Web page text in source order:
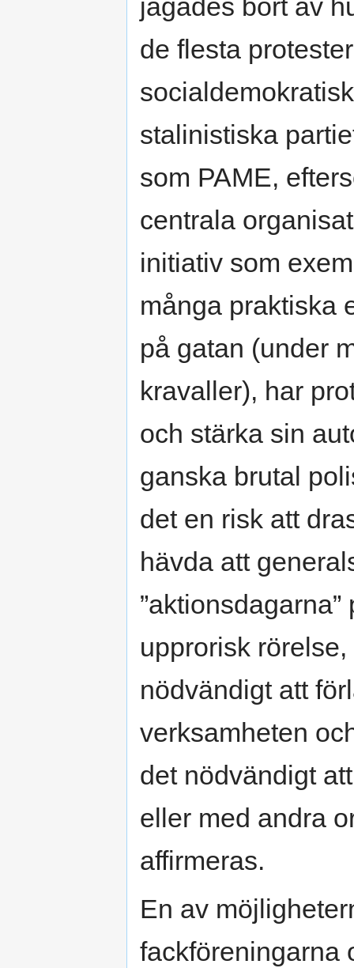
jagades bort av
de flesta
stalinistiska
som PAME,
centrala
initiativ som
många praktiska
på gatan (under
kravaller), har
och stärka sin
ganska brutal
det en risk att
hävda att
upprorisk
nödvändigt att
verksamheten
det nödvändigt
eller med andra
affirmeras.
En av
fackföreningarna